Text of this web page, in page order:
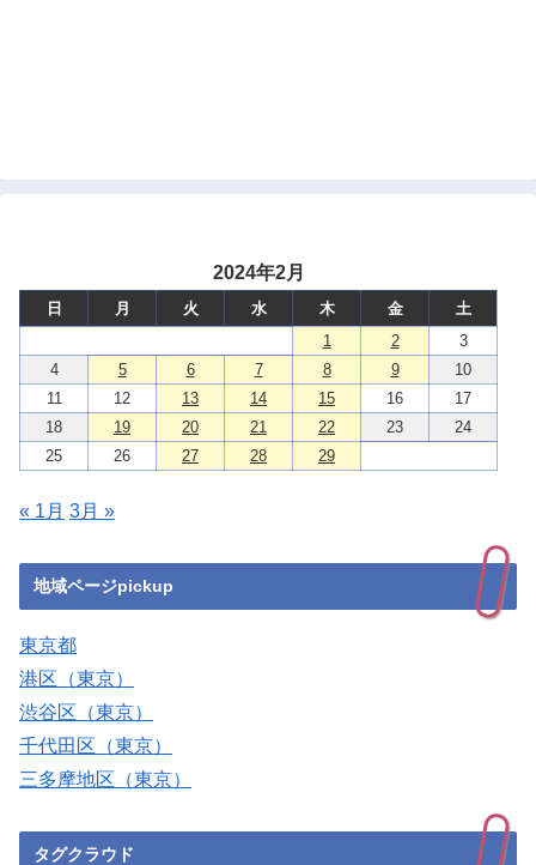
2024年2月
日 月 火 水 木 金
土
1
2
3
4
5 6 7 8 9
10
11
12 13 14 15 16
17
18
19 20 21 22 23
24
25
26 27 28 29
« 1月 3月 »
地域ページpickup
東京都
港区（東京）
渋谷区（東京）
千代田区（東京）
三多摩地区（東京）
タグクラウド